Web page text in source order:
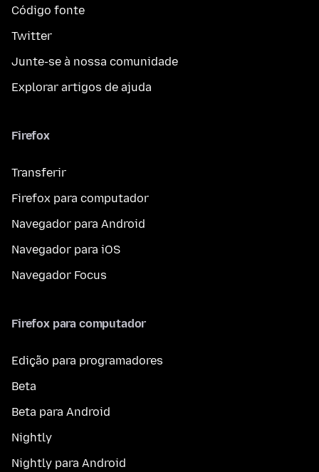
Código fonte
Twitter
Junte-se à nossa comunidade
Explorar artigos de ajuda
Firefox
Transferir
Firefox para computador
Navegador para Android
Navegador para iOS
Navegador Focus
Firefox para computador
Edição para programadores
Beta
Beta para Android
Nightly
Nightly para Android